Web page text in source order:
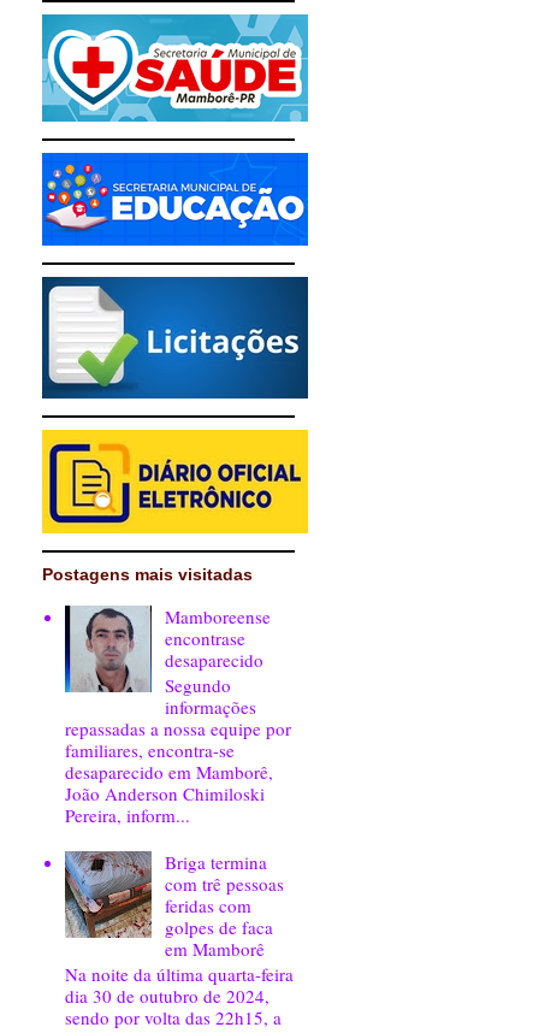
Postagens mais visitadas
Mamboreense
encontrase
desaparecido
Segundo
informações
repassadas a nossa equipe por
familiares, encontra-se
desaparecido em Mamborê,
João Anderson Chimiloski
Pereira, inform...
Briga termina
com trê pessoas
feridas com
golpes de faca
em Mamborê
Na noite da última quarta-feira
dia 30 de outubro de 2024,
sendo por volta das 22h15, a